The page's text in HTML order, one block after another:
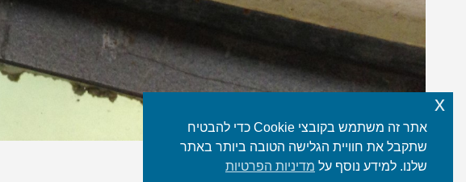
אתר זה משתמש בקובצי Cookie כדי להבטיח
שתקבל את חוויית הגלישה הטובה ביותר באתר
שלנו. למידע נוסף על מדיניות הפרטיות
x